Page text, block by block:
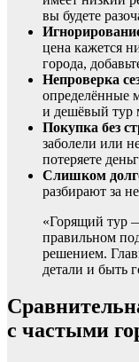
вы будете
цена кажется
города,
Непроверка
определённые
и дешёвый тур
Покупка без
заболели или
потеряете
Слишком
разбирают за
«Горящий тур
правильном
решением.
детали и быть
с частыми